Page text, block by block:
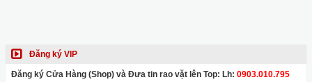
Đăng ký VIP
Đăng ký Cửa Hàng (Shop) và Đưa tin rao vặt lên Top: Lh: 0903.010.795